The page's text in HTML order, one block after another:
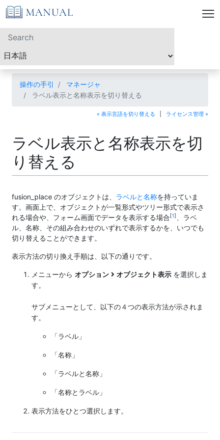
操作の手引
マネージャ
ラベル表示と名称表示を切り替える
« 表示言語を切り替える ライセンス管理 »
ラベル表示と名称表示を切
り替える
fusion_place のオブジェクトは、 ラベルと名称を持っていま
す。画面上で、オブジェクトが一覧形式やツリー形式で表示さ
れる場合や、フォーム画面でデータを表示する場合[1]
、ラベ
ル、名称、その組み合わせのいずれで表示するかを、いつでも
切り替えることができます。
表示方法の切り換え手順は、以下の通りです。
メニューから オプション オブジェクト表示 を選択しま
す。
サブメニューとして、以下の４つの表示方法が示されま
す。
「ラベル」
「名称」
「ラベルと名称」
「名称とラベル」
表示方法をひとつ選択します。